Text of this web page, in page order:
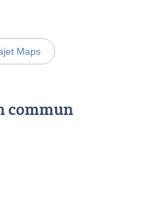
Maps
commun